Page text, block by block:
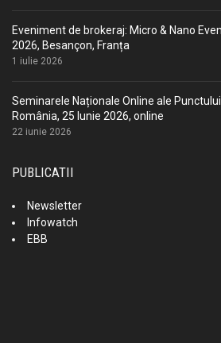
Eveniment de brokeraj: Micro & Nano
2026, Besançon, Franța
1 iulie 2026
Seminarele Naționale Online ale Punctului
România, 25 Iunie 2026, online
22 iunie 2026
PUBLICATII
Newsletter
Infowatch
EBB